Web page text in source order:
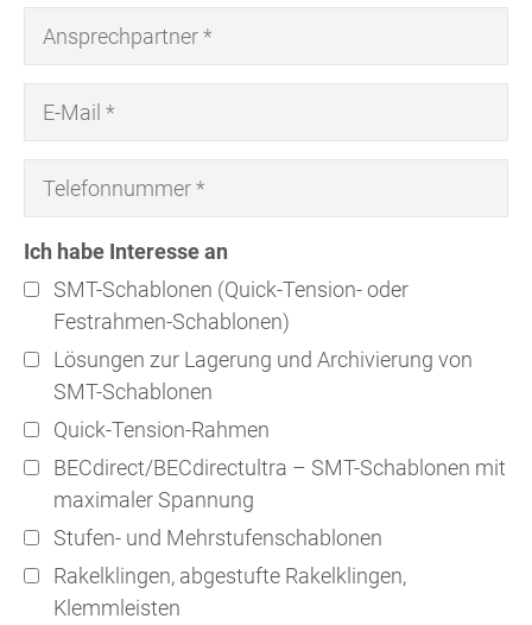
Ich habe Interesse an
SMT-Schablonen (Quick-Tension- oder
Festrahmen-Schablonen)
Lösungen zur Lagerung und Archivierung von
SMT-Schablonen
Quick-Tension-Rahmen
BECdirect/BECdirectultra – SMT-Schablonen mit
maximaler Spannung
Stufen- und Mehrstufenschablonen
Rakelklingen, abgestufte Rakelklingen,
Klemmleisten